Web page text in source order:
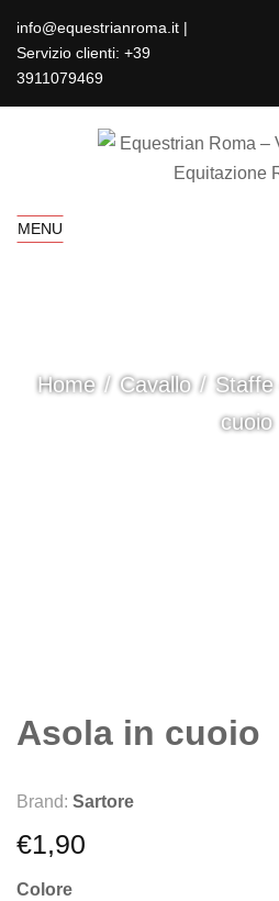
info@equestrianroma.it |
Servizio clienti: +39
3911079469
MENU
Home Cavallo Staffe
cuoio
Asola in cuoio
Brand: Sartore
€1,90
Colore